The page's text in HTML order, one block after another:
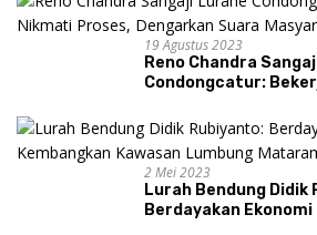
19 Agustus 2023
Reno Chandra
Condongcatur:
dan Syukuri Hasil
2 Mei 2023
Lurah Bendung Didik
Berdayakan